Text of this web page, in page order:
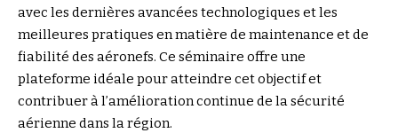
avec les dernières avancées technologiques et les
meilleures pratiques en matière de maintenance et de
fiabilité des aéronefs. Ce séminaire offre une
plateforme idéale pour atteindre cet objectif et
contribuer à l’amélioration continue de la sécurité
aérienne dans la région.